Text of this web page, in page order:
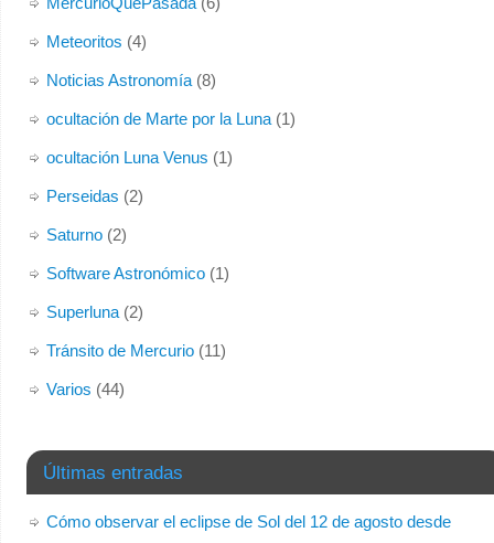
Meteoritos (4)
Noticias Astronomía(8)
ocultación de Marte por la Luna(1)
ocultación Luna Venus (1)
Perseidas (2)
Saturno(2)
Software Astronómico(1)
Superluna(2)
Tránsito de Mercurio(11)
Varios (44)
Últimas entradas
Cómo observar el eclipse de Sol del 12 de agosto desde